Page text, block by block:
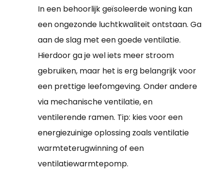
In een behoorlijk geïsoleerde woning kan
een ongezonde luchtkwaliteit ontstaan. Ga
aan de slag met een goede ventilatie.
Hierdoor ga je wel iets meer stroom
gebruiken, maar het is erg belangrijk voor
een prettige leefomgeving. Onder andere
via mechanische ventilatie, en
ventilerende ramen. Tip: kies voor een
energiezuinige oplossing zoals ventilatie
warmteterugwinning of een
ventilatiewarmtepomp.